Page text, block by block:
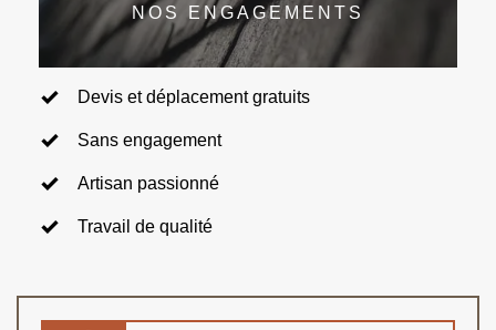
NOS ENGAGEMENTS
Devis et déplacement gratuits
Sans engagement
Artisan passionné
Travail de qualité